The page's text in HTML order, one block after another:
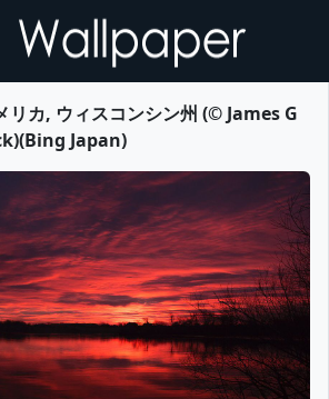
リカ, ウィスコンシン州 (© James G
Japan)